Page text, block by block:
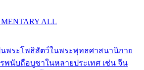
ALL
นพระโพธิสัตว์ในพระพุทธศาสนานิกาย
พนับถือบูชาในหลายประเทศ เช่น จีน